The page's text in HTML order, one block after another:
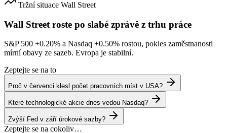
Tržní situace Wall Street
Wall Street roste po slabé zprávě z trhu práce
S&P 500 +0.20% a Nasdaq +0.50% rostou, pokles zaměstnanosti
mírní obavy ze sazeb. Evropa je stabilní.
Zeptejte se na to
Proč v červenci klesl počet pracovních míst v USA?
Které technologické akcie dnes vedou Nasdaq?
Zvýší Fed v září úrokové sazby?